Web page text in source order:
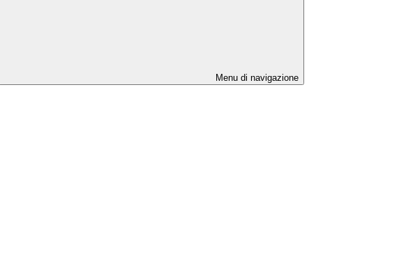
Menu di navigazione